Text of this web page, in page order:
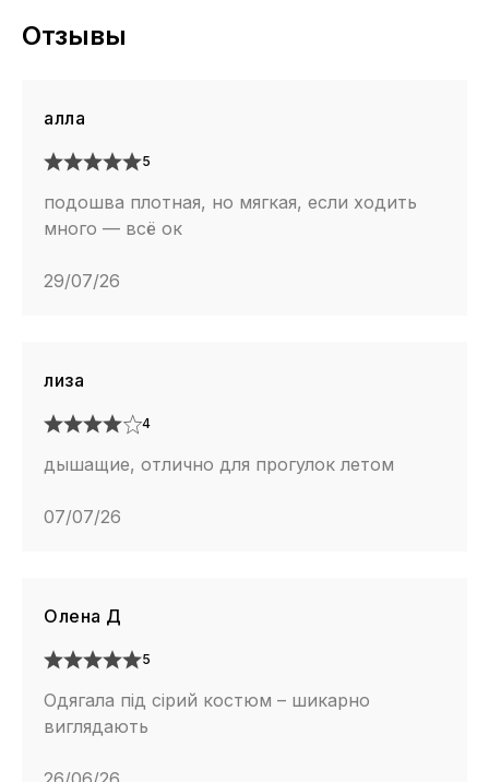
Отзывы
алла
5
подошва плотная, но мягкая, если ходить
много — всё ок
29/07/26
лиза
4
дышащие, отлично для прогулок летом
07/07/26
Олена Д
5
Одягала під сірий костюм – шикарно
виглядають